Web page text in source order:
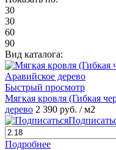
30
30
60
90
Вид каталога:
Быстрый просмотр
Мягкая кровля (Гибкая
дерево 2 390 руб. / м2
Подробнее